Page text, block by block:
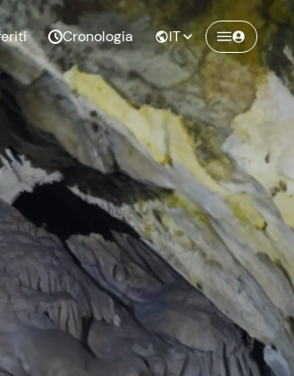
Cronologia IT
un account Freedome
a una community di avventurieri
te e colleziona ricordi indimenticabili!
Continua con l'email